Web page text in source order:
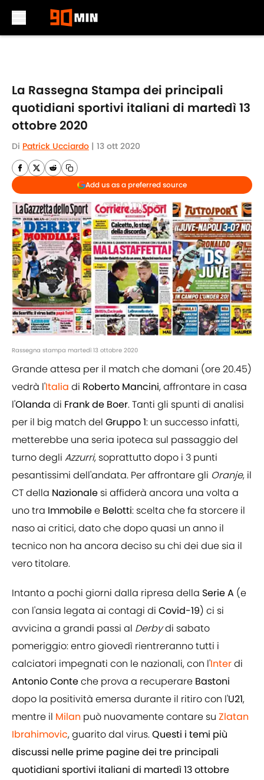
La Rassegna Stampa dei principali
quotidiani sportivi italiani di martedì 13
ottobre 2020
Di Patrick Ucciardo | 13 ott 2020
Add us as a preferred source
Rassegna stampa martedì 13 ottobre 2020
Grande attesa per il match che domani (ore 20.45)
vedrà l'Italia di Roberto Mancini, affrontare in casa
l'Olanda di Frank de Boer. Tanti gli spunti di analisi
per il big match del Gruppo 1: un successo infatti,
metterebbe una seria ipoteca sul passaggio del
turno degli Azzurri, soprattutto dopo i 3 punti
pesantissimi dell'andata. Per affrontare gli Oranje, il
CT della Nazionale si affiderà ancora una volta a
uno tra Immobilee Belotti: scelta che fa storcere il
naso ai critici, dato che dopo quasi un anno il
tecnico non ha ancora deciso su chi dei due sia il
vero titolare.
Intanto a pochi giorni dalla ripresa della Serie A (e
con l'ansia legata ai contagi di Covid-19) ci si
avvicina a grandi passi al Derbydi sabato
pomeriggio: entro giovedì rientreranno tutti i
calciatori impegnati con le nazionali, con l'Interdi
Antonio Conteche prova a recuperare Bastoni
dopo la positività emersa durante il ritiro con l'U21,
mentre il Milan può nuovamente contare su Zlatan
Ibrahimovic, guarito dal virus.Questi i temi più
discussi nelle prime pagine dei tre principali
quotidiani sportivi italiani di martedì 13 ottobre